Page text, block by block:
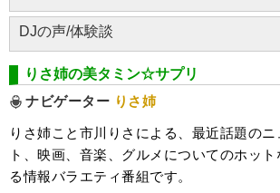
DJの声/体験談
りさ姉の美タミン☆サプリ
ナビゲーター りさ姉
りさ姉こと市川りさによる、最近話題のニ
ト、映画、音楽、グルメについてのホッ
る情報バラエティ番組です。